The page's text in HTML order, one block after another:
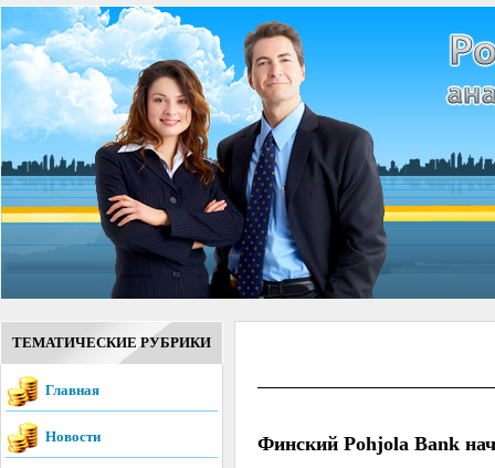
ТЕМАТИЧЕСКИЕ РУБРИКИ
Главная
Новости Финский Pohjola Bank